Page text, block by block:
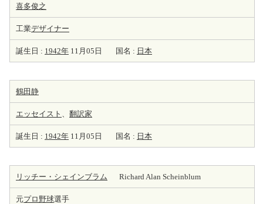
喜多俊之
工業デザイナー
誕生日 : 1942年 11月05日 国名 : 日本
鶴田静
エッセイスト 、 翻訳家
誕生日 : 1942年 11月05日 国名 : 日本
リッチー・シェインブラム Richard Alan Scheinblum
元プロ野球選手